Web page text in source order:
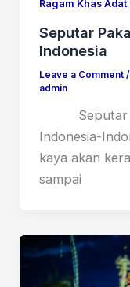
Ragam Khas
Seputar
Indonesia
Leave a Comment /
admin
Seputar
Indonesia-
kaya akan
sampai